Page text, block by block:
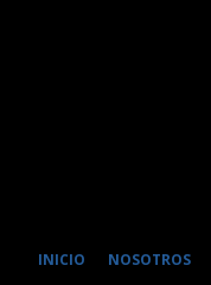
INICIO NOSOTROS